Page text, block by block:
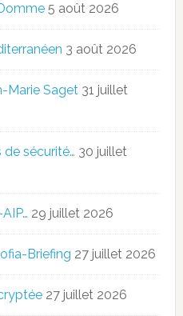
5 août 2026
3 août 2026
Marie Saget 31 juillet
de sécurité… 30 juillet
29 juillet 2026
Briefing 27 juillet 2026
27 juillet 2026